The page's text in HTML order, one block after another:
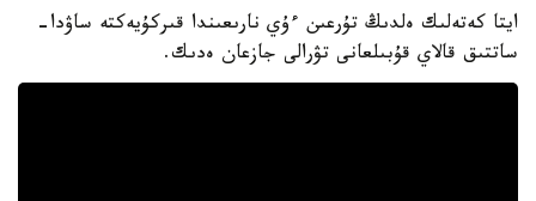
ايتا كەتەلىك ەلدىڭ تۇرعىن ءۇي نارىعىندا قىركۇيەكتە ساۋدا-
ساتتىق قالاي قۇبىلعانى تۋرالى جازعان ەدىك.